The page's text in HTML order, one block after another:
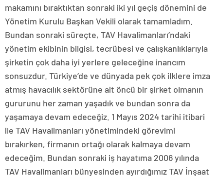
makamını bıraktıktan sonraki iki yıl geçiş dönemini de
Yönetim Kurulu Başkan Vekili olarak tamamladım.
Bundan sonraki süreçte, TAV Havalimanları’ndaki
yönetim ekibinin bilgisi, tecrübesi ve çalışkanlıklarıyla
şirketin çok daha iyi yerlere geleceğine inancım
sonsuzdur. Türkiye’de ve dünyada pek çok ilklere imza
atmış havacılık sektörüne ait öncü bir şirket olmanın
gururunu her zaman yaşadık ve bundan sonra da
yaşamaya devam edeceğiz. 1 Mayıs 2024 tarihi itibari
ile TAV Havalimanları yönetimindeki görevimi
bırakırken, firmanın ortağı olarak kalmaya devam
edeceğim. Bundan sonraki iş hayatıma 2006 yılında
TAV Havalimanları bünyesinden ayırdığımız TAV İnşaat